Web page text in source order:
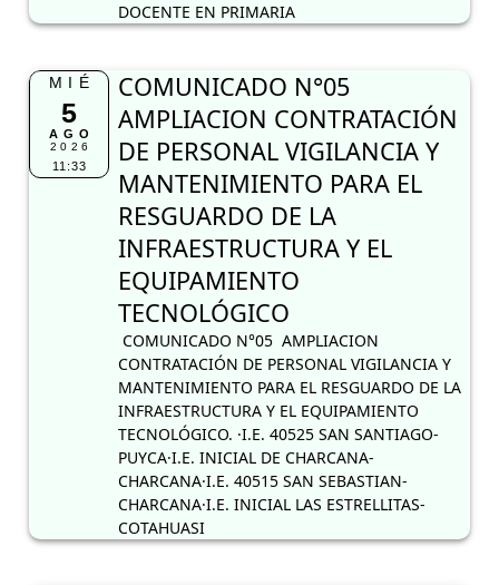
DOCENTE EN PRIMARIA
MIÉ
5
AGO
2026
11:33
COMUNICADO N°05
AMPLIACION CONTRATACIÓN
DE PERSONAL VIGILANCIA Y
MANTENIMIENTO PARA EL
RESGUARDO DE LA
INFRAESTRUCTURA Y EL
EQUIPAMIENTO
TECNOLÓGICO
COMUNICADO N°05 AMPLIACION
CONTRATACIÓN DE PERSONAL VIGILANCIA Y
MANTENIMIENTO PARA EL RESGUARDO DE LA
INFRAESTRUCTURA Y EL EQUIPAMIENTO
TECNOLÓGICO. ·I.E. 40525 SAN SANTIAGO-
PUYCA·I.E. INICIAL DE CHARCANA-
CHARCANA·I.E. 40515 SAN SEBASTIAN-
CHARCANA·I.E. INICIAL LAS ESTRELLITAS-
COTAHUASI